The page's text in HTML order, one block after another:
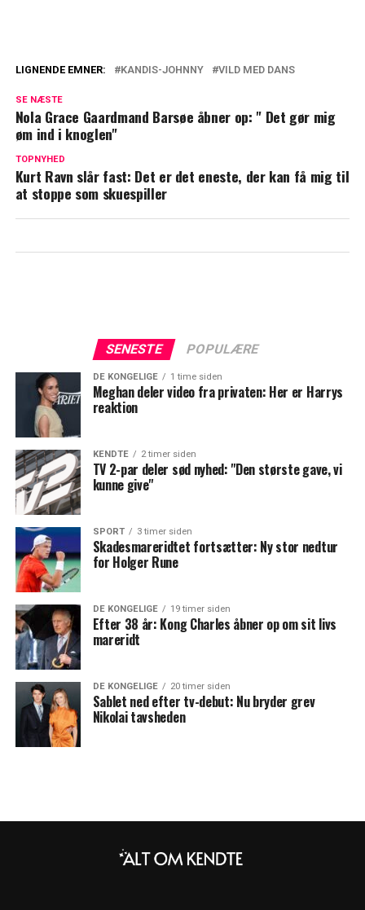
afsløring: Endelig på plads
Anna Munch har valgt at sige 'nej': "Der er
LIGNENDE EMNER: KANDIS-JOHNNY VILD MED DANS
SE NÆSTE
Nola Grace Gaardmand Barsøe åbner op: " Det gør mig
øm ind i knoglen"
TOPNYHED
Kurt Ravn slår fast: Det er det eneste, der kan få mig til
at stoppe som skuespiller
SENESTE POPULÆRE
DE KONGELIGE 1 time siden
Meghan deler video fra privaten: Her er Harrys
reaktion
KENDTE 2 timer siden
TV 2-par deler sød nyhed: "Den største gave, vi
kunne give"
SPORT 3 timer siden
Skadesmareridtet fortsætter: Ny stor nedtur
for Holger Rune
DE KONGELIGE 19 timer siden
Efter 38 år: Kong Charles åbner op om sit livs
mareridt
DE KONGELIGE 20 timer siden
Sablet ned efter tv-debut: Nu bryder grev
Nikolai tavsheden